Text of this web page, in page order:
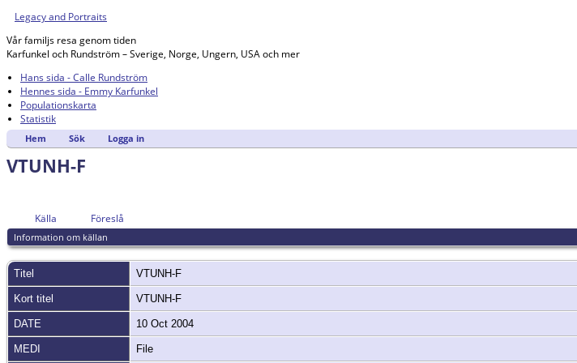
Legacy and Portraits
Vår familjs resa genom tiden
Karfunkel och Rundström – Sverige, Norge, Ungern, USA och mer
Hans sida - Calle Rundström
Hennes sida - Emmy Karfunkel
Populationskarta
Statistik
Hem Sök Logga in
VTUNH-F
Källa Föreslå
Information om källan
Titel VTUNH-F
Kort titel VTUNH-F
DATE 10 Oct 2004
MEDI File